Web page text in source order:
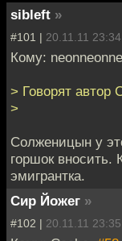
sibleft »
#101 | 20.11.11 23:34
Кому:
> Говорят автор
>
Солженицын у
горшок вносить.
эмигрантка.
Сир Йожег »
#102 | 20.11.11 23:35